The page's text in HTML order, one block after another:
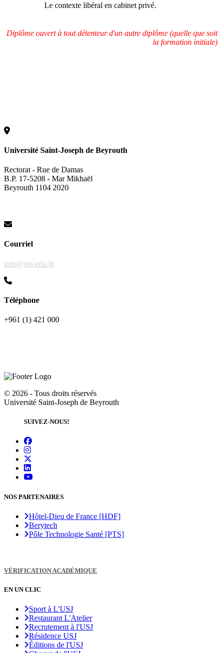
Le contexte libéral en cabinet privé.
Diplôme ouvert à tout détenteur d'un autre diplôme (quelle que soit
la formation initiale)
Université Saint-Joseph de Beyrouth
Rectorat - Rue de Damas
B.P. 17-5208 - Mar Mikhaël
Beyrouth 1104 2020
Courriel
info@usj.edu.lb
Téléphone
+961 (1) 421 000
© 2026 - Tous droits réservés
Université Saint-Joseph de Beyrouth
SUIVEZ-NOUS!
NOS PARTENAIRES
Hôtel-Dieu de France [HDF]
Berytech
Pôle Technologie Santé [PTS]
VÉRIFICATION ACADÉMIQUE
EN UN CLIC
Sport à L'USJ
Restaurant L'Atelier
Recrutement à l'USJ
Résidence USJ
Éditions de l'USJ